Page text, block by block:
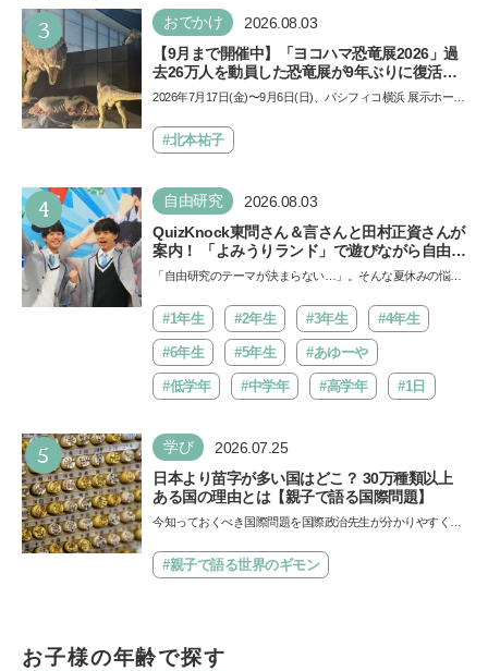
い…
3 おでかけ 2026.08.03
【9月まで開催中】「ヨコハマ恐竜展2026」過
去26万人を動員した恐竜展が9年ぶりに復活！
夏休みのおでかけで楽しむポイントを完全ガイ
2026年7月17日(金)〜9月6日(日)、パシフィコ横浜 展示ホール
催…
#北本祐子
4 自由研究 2026.08.03
QuizKnock東問さん＆言さんと田村正資さんが
案内！ 「よみうりランド」で遊びながら自由研
究が進む期間限定イベントが開催
「自由研究のテーマが決まらない…」。そんな夏休みの悩み
バ!!…
#1年生 #2年生 #3年生 #4年生
#6年生 #5年生 #あゆーや
#低学年 #中学年 #高学年 #1日
5 学び 2026.07.25
日本より苗字が多い国はどこ？ 30万種類以上
ある国の理由とは【親子で語る国際問題】
今知っておくべき国際問題を国際政治先生が分かりやすく解
類…
#親子で語る世界のギモン
お子様の年齢で探す